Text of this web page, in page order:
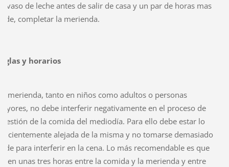
vaso de leche antes de salir de casa y un par de horas mas
completar la merienda.
y horarios
merienda, tanto en niños como adultos o personas
no debe interferir negativamente en el proceso de
de la comida del mediodía. Para ello debe estar lo
alejada de la misma y no tomarse demasiado
para interferir en la cena. Lo más recomendable es que
unas tres horas entre la comida y la merienda y entre